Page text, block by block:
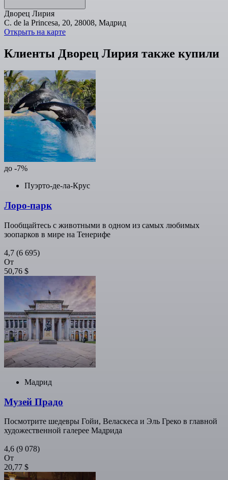
Дворец Лирия
C. de la Princesa, 20, 28008, Мадрид
Открыть на карте
Клиенты Дворец Лирия также купили
до -7%
Пуэрто-де-ла-Крус
Лоро-парк
Пообщайтесь с животными в одном из самых любимых
зоопарков в мире на Тенерифе
4,7 (6 695)
От
50,76 $
Мадрид
Музей Прадо
Посмотрите шедевры Гойи, Веласкеса и Эль Греко в главной
художественной галерее Мадрида
4,6 (9 078)
От
20,77 $